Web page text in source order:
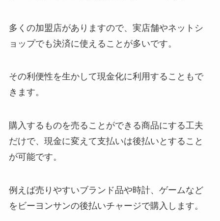
多くの加盟店がありますので、実店舗やネットシ
ョップでも決済に使えることが多いです。
その利便性を生かして現金化に利用することもで
きます。
購入するものを売ることができる商品にする工夫
だけで、現金に変えて支払いは後払いとすること
が可能です。
例えば売りやすいブランド品や時計、ゲームなど
をビーヨンサンの後払いチャージで購入します。